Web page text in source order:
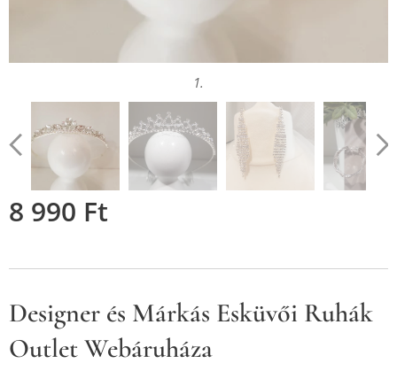
1.
2.
3.
4.
8 990 Ft
Designer és Márkás Esküvői Ruhák
Outlet Webáruháza